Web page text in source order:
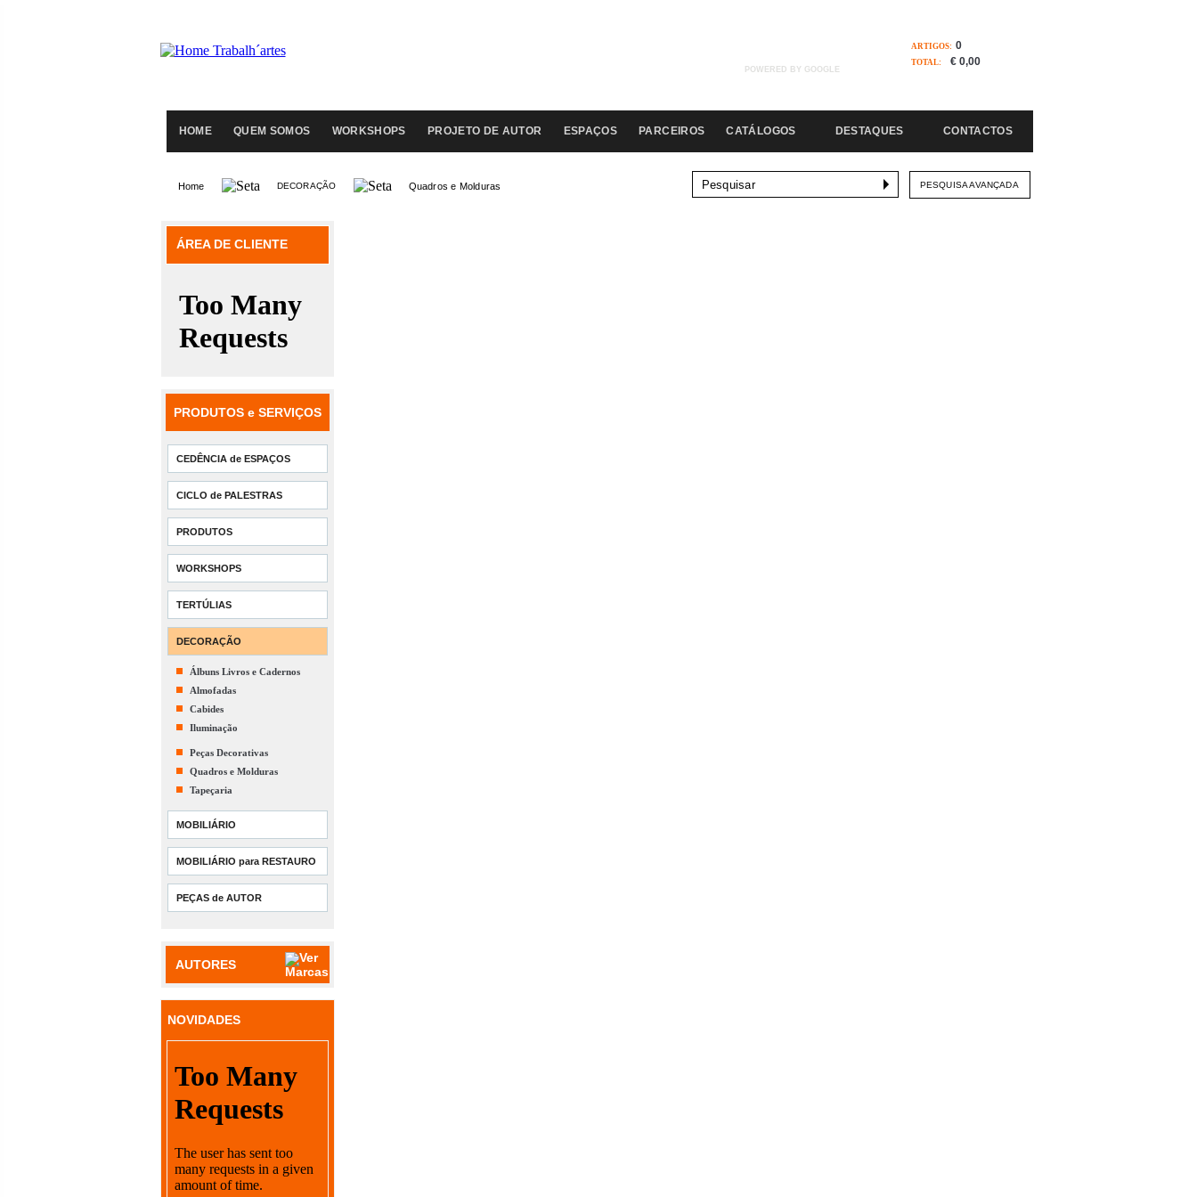
POWERED BY GOOGLE
ARTIGOS: 0
TOTAL: € 0,00
HOME QUEM SOMOS WORKSHOPS PROJETO DE AUTOR ESPAÇOS PARCEIROS CATÁLOGOS DESTAQUES CONTACTOS
Home DECORAÇÃO Quadros e Molduras PESQUISA AVANÇADA
ÁREA DE CLIENTE
PRODUTOS e SERVIÇOS
CEDÊNCIA de ESPAÇOS
CICLO de PALESTRAS
PRODUTOS
WORKSHOPS
TERTÚLIAS
DECORAÇÃO
Álbuns Livros e Cadernos
Almofadas
Cabides
Iluminação
Peças Decorativas
Quadros e Molduras
Tapeçaria
MOBILIÁRIO
MOBILIÁRIO para RESTAURO
PEÇAS de AUTOR
AUTORES
NOVIDADES